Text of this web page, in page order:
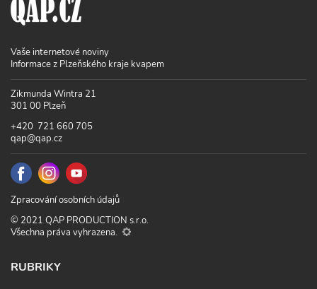
Vaše internetové noviny
Informace z Plzeňského kraje kvapem
Zikmunda Wintra 21
301 00 Plzeň
+420 721 660 705
qap@qap.cz
Zpracování osobních údajů
© 2021 QAP PRODUCTION s.r.o.
Všechna práva vyhrazena.
RUBRIKY